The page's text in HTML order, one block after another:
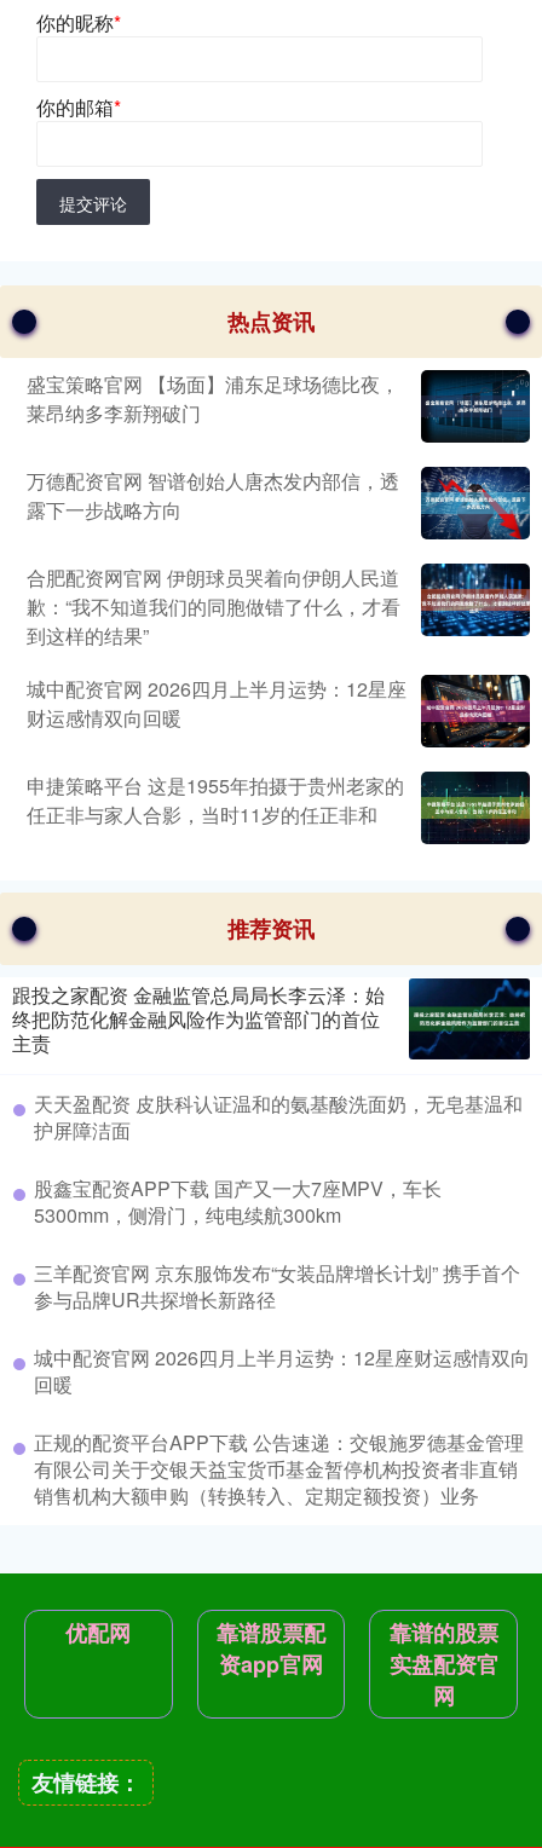
你的昵称*
你的邮箱*
提交评论
热点资讯
盛宝策略官网 【场面】浦东足球场德比夜，
莱昂纳多李新翔破门
万德配资官网 智谱创始人唐杰发内部信，透
露下一步战略方向
合肥配资网官网 伊朗球员哭着向伊朗人民道
歉：“我不知道我们的同胞做错了什么，才看
到这样的结果”
城中配资官网 2026四月上半月运势：12星座
财运感情双向回暖
申捷策略平台 这是1955年拍摄于贵州老家的
任正非与家人合影，当时11岁的任正非和
推荐资讯
跟投之家配资 金融监管总局局长李云泽：始
终把防范化解金融风险作为监管部门的首位
主责
天天盈配资 皮肤科认证温和的氨基酸洗面奶，无皂基温和
护屏障洁面
股鑫宝配资APP下载 国产又一大7座MPV，车长
5300mm，侧滑门，纯电续航300km
三羊配资官网 京东服饰发布“女装品牌增长计划” 携手首个
参与品牌UR共探增长新路径
城中配资官网 2026四月上半月运势：12星座财运感情双向
回暖
正规的配资平台APP下载 公告速递：交银施罗德基金管理
有限公司关于交银天益宝货币基金暂停机构投资者非直销
销售机构大额申购（转换转入、定期定额投资）业务
优配网
靠谱股票配
资app官网
靠谱的股票
实盘配资官
网
友情链接：